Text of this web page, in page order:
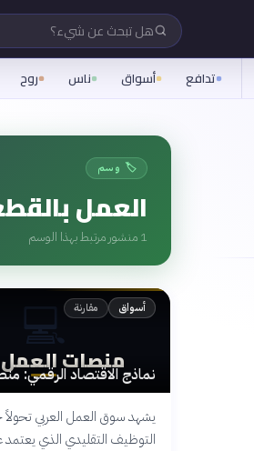
هل تبحث عن شيء؟
تدافع أسواق ناس روح
🏷️ وسم
العمل
1 منشور مرتبط بهذا الوسم
أسواق مقارنة 💻
منصات العمل
نماذج الاقتصاد الرقمي:
يشهد سوق العمل العربي
التوظيف التقليدي الذي يعتمد